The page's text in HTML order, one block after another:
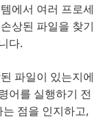
에서 여러 프로세
상된 파일을 찾기
다.
파일이 있는지에
어를 실행하기 전
점을 인지하고,